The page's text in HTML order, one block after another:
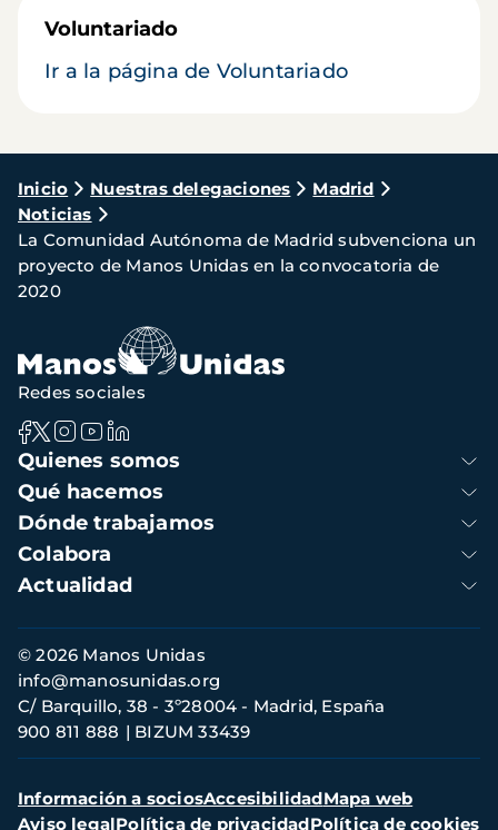
Voluntariado
Ir a la página de Voluntariado
Ruta
de
navegación
Inicio Nuestras delegaciones
Madrid
Noticias
La Comunidad Autónoma de Madrid subvenciona un
proyecto de Manos Unidas en la convocatoria de
2020
Navegación
principal
Quienes somos
Qué hacemos
Dónde trabajamos
Colabora
Actualidad
Redes sociales
Información
de
contacto
© 2026 Manos Unidas
C/ Barquillo, 38 - 3º28004 - Madrid, España
900 811 888
BIZUM 33439
info@manosunidas.org
Menú
secundario
Información a sociosAccesibilidadMapa web
Aviso legalPolítica de privacidadPolítica de cookies